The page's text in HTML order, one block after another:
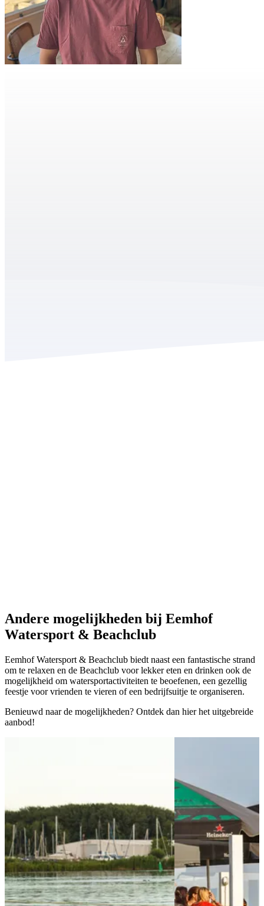
Andere mogelijkheden bij Eemhof
Watersport & Beachclub
Eemhof Watersport & Beachclub biedt naast een fantastische strand
om te relaxen en de Beachclub voor lekker eten en drinken ook de
mogelijkheid om watersportactiviteiten te beoefenen, een gezellig
feestje voor vrienden te vieren of een bedrijfsuitje te organiseren.
Benieuwd naar de mogelijkheden? Ontdek dan hier het uitgebreide
aanbod!